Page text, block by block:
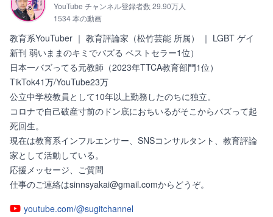
YouTube チャンネル登録者数 29.90万人
1534 本の動画
教育系YouTuber ｜ 教育評論家（松竹芸能 所属） ｜ LGBT ゲイ
新刊 弱いままのキミでバズる ベストセラー1位）
日本一バズってる元教師（2023年TTCA教育部門1位）
TikTok41万/YouTube23万
公立中学校教員として10年以上勤務したのちに独立。
コロナで自己破産寸前のドン底におちいるがそこからバズって起
死回生。
現在は教育系インフルエンサー、SNSコンサルタント、教育評論
家として活動している。
応援メッセージ、ご質問
仕事のご連絡はsinnsyakai@gmail.comからどうぞ。
youtube.com/@sugitchannel